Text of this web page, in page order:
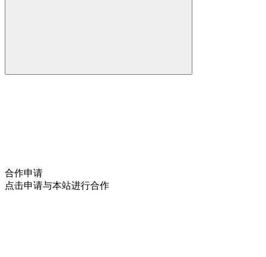
合作申请
点击申请与本站进行合作